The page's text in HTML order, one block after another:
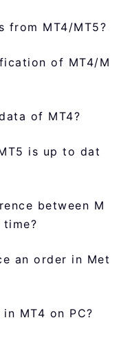
from MT4/MT5?
of MT4/M
of MT4?
is up to dat
between M
an order in Met
MT4 on PC?